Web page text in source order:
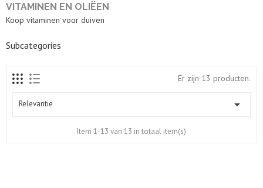
VITAMINEN EN OLIËEN
Koop vitaminen voor duiven
Subcategories
Er zijn 13 producten.
Relevantie 
Item 1-13 van 13 in totaal item(s)